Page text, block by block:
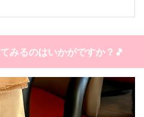
みるのはいかがですか？🎵